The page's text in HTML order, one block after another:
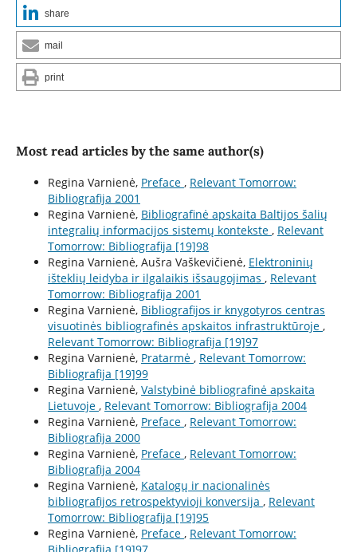
share
mail
print
Most read articles by the same author(s)
Regina Varnienė, Preface , Relevant Tomorrow:
Bibliografija 2001
Regina Varnienė, Bibliografinė apskaita Baltijos šalių
integralių informacijos sistemų kontekste , Relevant
Tomorrow: Bibliografija [19]98
Regina Varnienė, Aušra Vaškevičienė, Elektroninių
išteklių leidyba ir ilgalaikis išsaugojimas , Relevant
Tomorrow: Bibliografija 2001
Regina Varnienė, Bibliografijos ir knygotyros centras
visuotinės bibliografinės apskaitos infrastruktūroje ,
Relevant Tomorrow: Bibliografija [19]97
Regina Varnienė, Pratarmė , Relevant Tomorrow:
Bibliografija [19]99
Regina Varnienė, Valstybinė bibliografinė apskaita
Lietuvoje , Relevant Tomorrow: Bibliografija 2004
Regina Varnienė, Preface , Relevant Tomorrow:
Bibliografija 2000
Regina Varnienė, Preface , Relevant Tomorrow:
Bibliografija 2004
Regina Varnienė, Katalogų ir nacionalinės
bibliografijos retrospektyvioji konversija , Relevant
Tomorrow: Bibliografija [19]95
Regina Varnienė, Preface , Relevant Tomorrow: